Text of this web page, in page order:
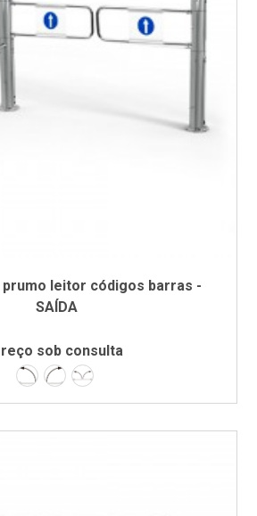
prumo leitor códigos barras -
SAÍDA
sob consulta
Esquerda
DireitaDupla